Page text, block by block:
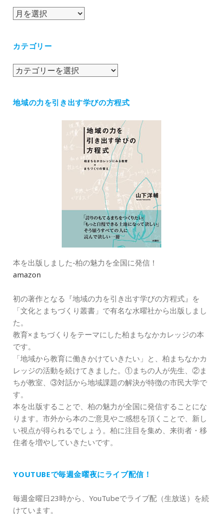
ア
イ
カテゴリー
カ
リ
地域の力を引き出す学びの方程式
本を出版しました‐柏の魅力を全国に発信！
amazon
初の著作となる『地域の力を引き出す学びの方程式』を
「文化とまちづくり叢書」で有名な水曜社から出版しまし
た。
教育×まちづくりをテーマにした柏まちなかカレッジの本
です。
「地域から教育に働きかけていきたい」と、柏まちなかカ
レッジの活動を続けてきました。①まちの人が先生、②ま
ちが教室、③対話から地域課題の解決が特徴の市民大学で
す。
本を出版することで、柏の魅力が全国に発信することにな
ります。市外から本のご意見やご感想を頂くことで、新し
い視点が得られるでしょう。柏に注目を集め、来街者・移
住者を増やしていきたいです。
YOUTUBEで毎週金曜夜にライブ配信！
毎週金曜日23時から、YouTubeでライブ配（生放送）を続
けています。